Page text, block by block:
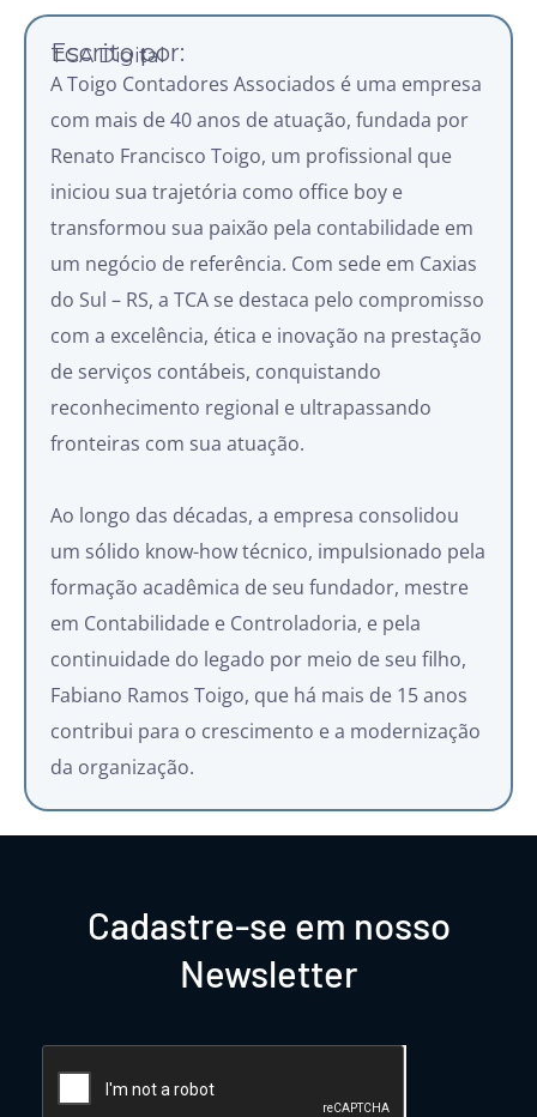
Escrito por:
TCA Digital
A Toigo Contadores Associados é uma empresa
com mais de 40 anos de atuação, fundada por
Renato Francisco Toigo, um profissional que
iniciou sua trajetória como office boy e
transformou sua paixão pela contabilidade em
um negócio de referência. Com sede em Caxias
do Sul – RS, a TCA se destaca pelo compromisso
com a excelência, ética e inovação na prestação
de serviços contábeis, conquistando
reconhecimento regional e ultrapassando
fronteiras com sua atuação.
Ao longo das décadas, a empresa consolidou
um sólido know-how técnico, impulsionado pela
formação acadêmica de seu fundador, mestre
em Contabilidade e Controladoria, e pela
continuidade do legado por meio de seu filho,
Fabiano Ramos Toigo, que há mais de 15 anos
contribui para o crescimento e a modernização
da organização.
Cadastre-se em nosso
Newsletter